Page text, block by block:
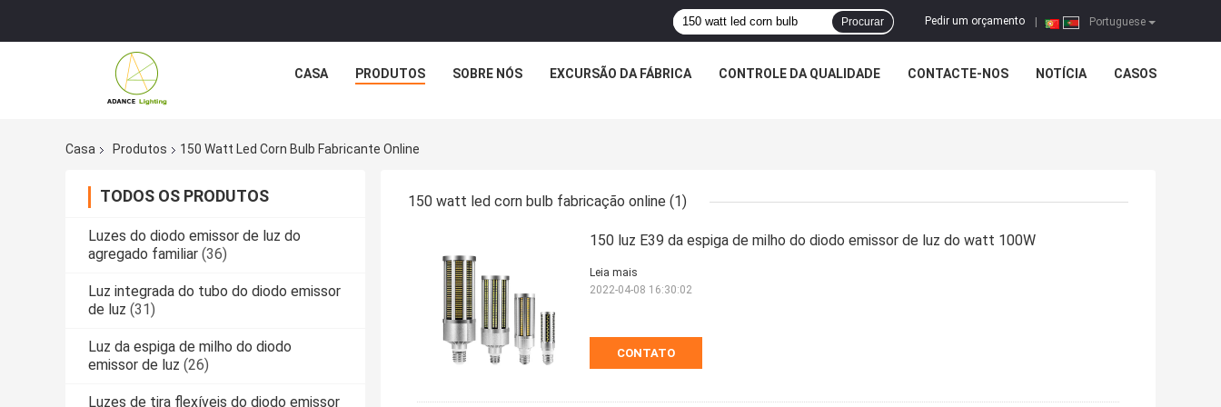
Portuguese
Pedir um orçamento
Procurar
CASA PRODUTOS SOBRE NÓS EXCURSÃO DA FÁBRICA CONTROLE DA QUALIDADE CONTACTE-NOS NOTÍCIA CASOS
Casa Produtos 150 Watt Led Corn Bulb Fabricante Online
TODOS OS PRODUTOS
Luzes do diodo emissor de luz do
agregado familiar (36)
Luz integrada do tubo do diodo emissor
de luz (31)
Luz da espiga de milho do diodo
emissor de luz (26)
Luzes de tira flexíveis do diodo emissor
150 watt led corn bulb fabricação online (1)
150 luz E39 da espiga de milho do diodo emissor de luz do watt 100W
CONTATO
Leia mais
2022-04-08 16:30:02